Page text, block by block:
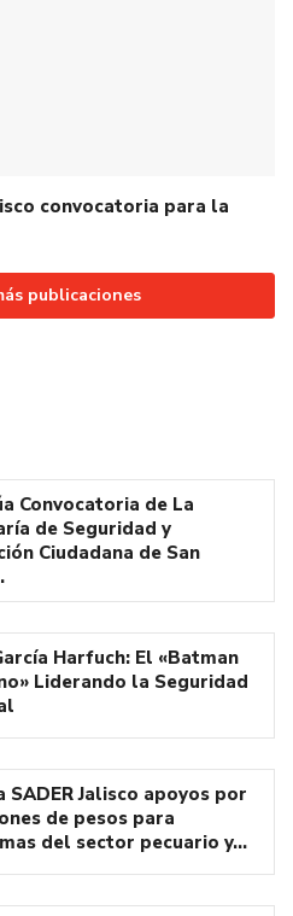
convocatoria para la
publicaciones
Convocatoria de La
de Seguridad y
Ciudadana de San
Harfuch: El «Batman
Liderando la Seguridad
SADER Jalisco apoyos por
de pesos para
del sector pecuario y…